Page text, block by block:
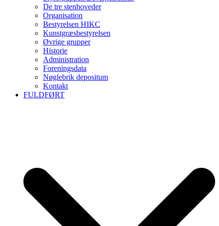
De tre stenhoveder
Organisation
Bestyrelsen HIKC
Kunstgræsbestyrelsen
Øvrige grupper
Historie
Administration
Foreningsdata
Nøglebrik depositum
Kontakt
FULDFØRT